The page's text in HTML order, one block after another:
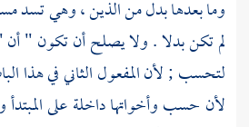
وما بعدها بدل من الذين ، وهي تسد
لم تكن بدلا . ولا يصلح أن تكون " أن "
لتحسب ; لأن المفعول الثاني في هذا
لأن حسب وأخواتها داخلة على المبتدأ